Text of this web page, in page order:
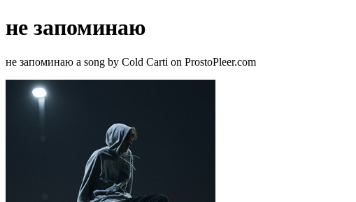
не запоминаю
не запоминаю a song by Cold Carti on ProstoPleer.com